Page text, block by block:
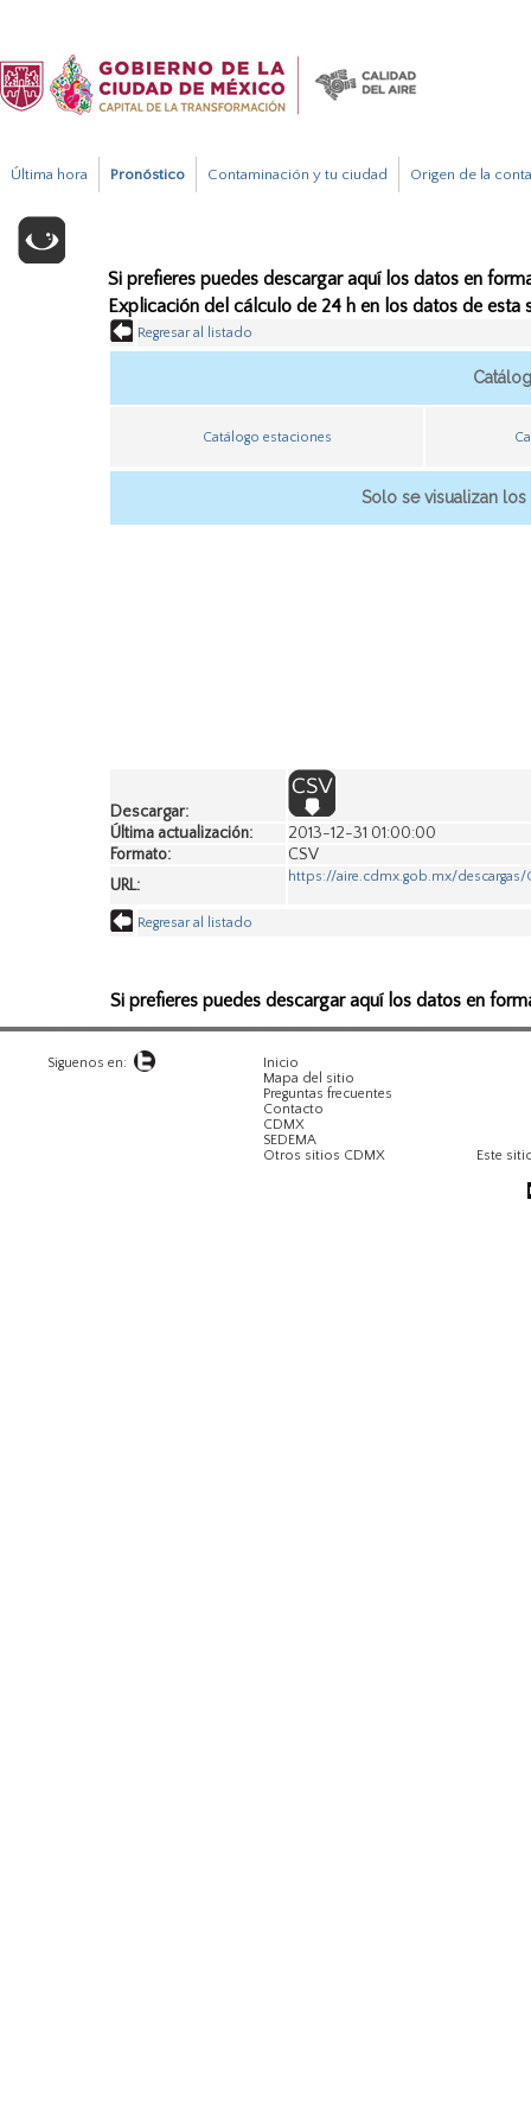
Última hora Pronóstico Contaminación y tu ciudad Origen de la
Si prefieres puedes descargar aquí los datos en
Explicación del cálculo de 24 h en los datos de esta
Regresar al listado
Catálogo estaciones
Solo se visualizan
Descargar:
Última actualización:
2013-12-31 01:00:00
Formato:
CSV
URL:
https://aire.cdmx.gob.mx/
Regresar al listado
Si prefieres puedes descargar aquí los datos en
Siguenos en:
Inicio
Mapa del sitio
Preguntas frecuentes
Contacto
CDMX
SEDEMA
Otros sitios CDMX
Este